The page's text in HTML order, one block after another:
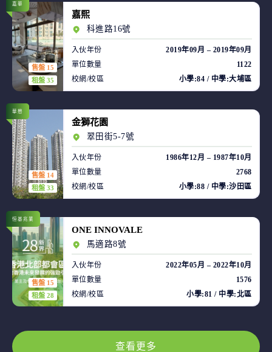
售盤 15
租盤 35
嘉華
嘉熙
科進路16號
入伙年份
2019年09月 – 2019年09月
單位數量
1122
校網/校區
小學:84 / 中學:大埔區
售盤 14
租盤 33
華懋
金獅花園
翠田街5-7號
入伙年份
1986年12月 – 1987年10月
單位數量
2768
校網/校區
小學:88 / 中學:沙田區
售盤 15
租盤 28
恒基兆業
ONE INNOVALE
馬適路8號
入伙年份
2022年05月 – 2022年10月
單位數量
1576
校網/校區
小學:81 / 中學:北區
查看更多